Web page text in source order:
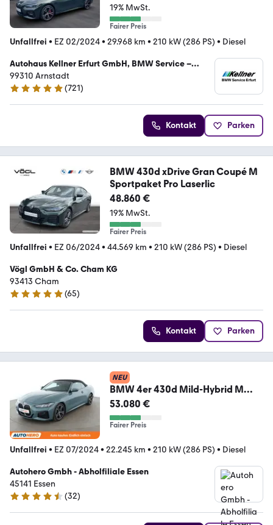
19% MwSt.
Fairer Preis
Unfallfrei • EZ 02/2024• 29.968 km • 210 kW (286 PS) • Diesel
Autohaus Kellner Erfurt GmbH, BMW Service –
Autorisierte Vertragswerkstatt
99310 Arnstadt
4.9 Sterne
(721)
Kontakt Parken
BMW 430d xDrive Gran Coupé M
Sportpaket Pro Laserlic
48.860 €
19% MwSt.
Fairer Preis
Unfallfrei • EZ 06/2024• 44.569 km • 210 kW (286 PS) • Diesel
Vögl GmbH & Co. Cham KG
93413 Cham
4.9 Sterne
(65)
Kontakt Parken
NEU
BMW 4er 430d Mild-Hybrid M
Sport Aut.*NAVI*LED*TEMPO
53.080 €
Fairer Preis
Unfallfrei • EZ 07/2024• 22.245 km • 210 kW (286 PS) • Diesel
Autohero Gmbh - Abholfiliale Essen
45141 Essen
4.7 Sterne
(32)